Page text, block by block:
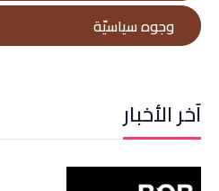
وجوه سياسيّة
آخر الأخبار